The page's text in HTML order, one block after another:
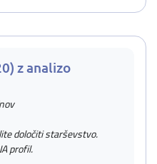
z analizo
določiti starševstvo.
profil.